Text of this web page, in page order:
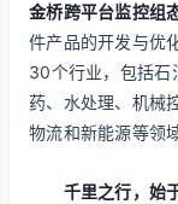
金桥跨平台监控组
件产品的开发与优
30个行业，包括石
药、水处理、机械
物流和新能源等领域
千里之行，始于